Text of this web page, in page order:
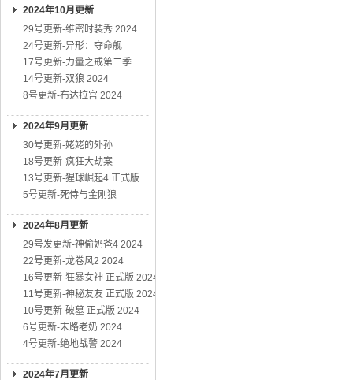
2024年10月更新
29号更新-维密时装秀 2024
24号更新-异形：夺命舰
17号更新-力量之戒第二季
14号更新-双狼 2024
8号更新-布达拉宫 2024
2024年9月更新
30号更新-姥姥的外孙
18号更新-疯狂大劫案
13号更新-猩球崛起4 正式版
5号更新-死侍与金刚狼
2024年8月更新
29号发更新-神偷奶爸4 2024
22号更新-龙卷风2 2024
16号更新-狂暴女神 正式版 2024
11号更新-神秘友友 正式版 2024
10号更新-破墓 正式版 2024
6号更新-末路老奶 2024
4号更新-绝地战警 2024
2024年7月更新